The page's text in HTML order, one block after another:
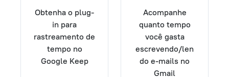
Obtenha o plug-
in para
rastreamento de
tempo no
Google Keep
Acompanhe
quanto tempo
você gasta
escrevendo/len
do e-mails no
Gmail